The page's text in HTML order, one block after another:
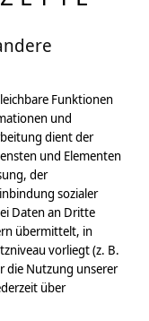
im
nicht nur
des Kindes mit,
sollen.
Liebe und
echten Unikat
Taufeoder
gut
Funktionen
und
dient der
und Elementen
der
sozialer
Daten an Dritte
übermittelt, in
vorliegt (z. B.
die Nutzung unserer
über